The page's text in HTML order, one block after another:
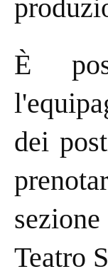
È
dei
Teatro